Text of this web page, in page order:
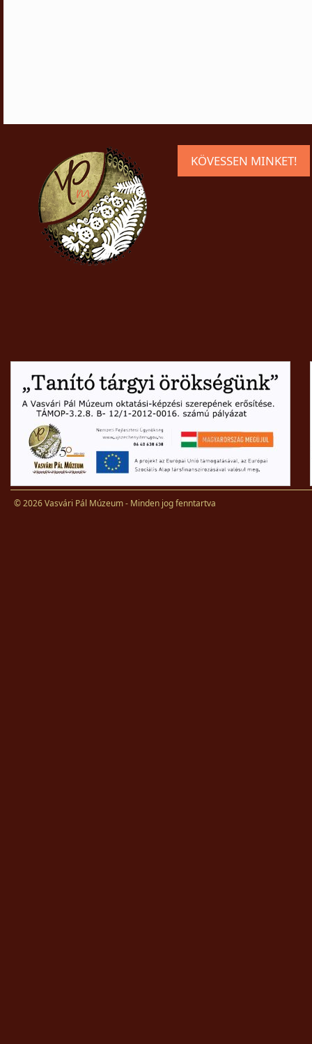
KÖVESSEN MINKET!
© 2026 Vasvári Pál Múzeum - Minden jog fenntartva